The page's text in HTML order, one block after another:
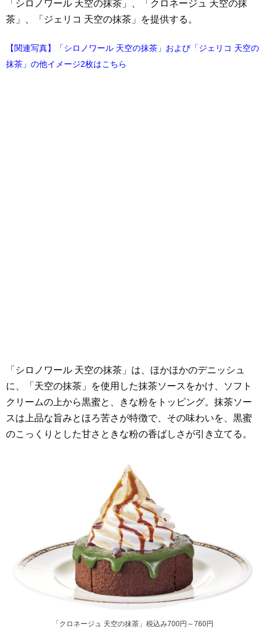
「シロノワール 天空の抹茶」、「クロネージュ 天空の抹
茶」、「ジェリコ 天空の抹茶」を提供する。
【関連写真】「シロノワール 天空の抹茶」および「ジェリコ 天空の
抹茶」の他イメージ2枚はこちら
「シロノワール 天空の抹茶」は、ほかほかのデニッシュ
に、「天空の抹茶」を使用した抹茶ソースをかけ、ソフト
クリームの上から黒蜜と、きな粉をトッピング。抹茶ソー
スは上品な旨みとほろ苦さが特徴で、その味わいを、黒蜜
のこっくりとした甘さときな粉の香ばしさが引き立てる。
「クロネージュ 天空の抹茶」税込み700円～760円